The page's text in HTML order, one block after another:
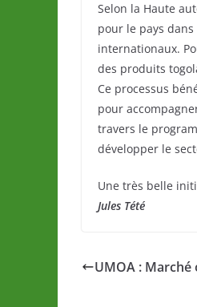
Selon la Haute
pour le pays
internationaux.
des produits
Ce processus
pour
travers le
développer le
Une très belle
Jules Tété
UMOA : Marché